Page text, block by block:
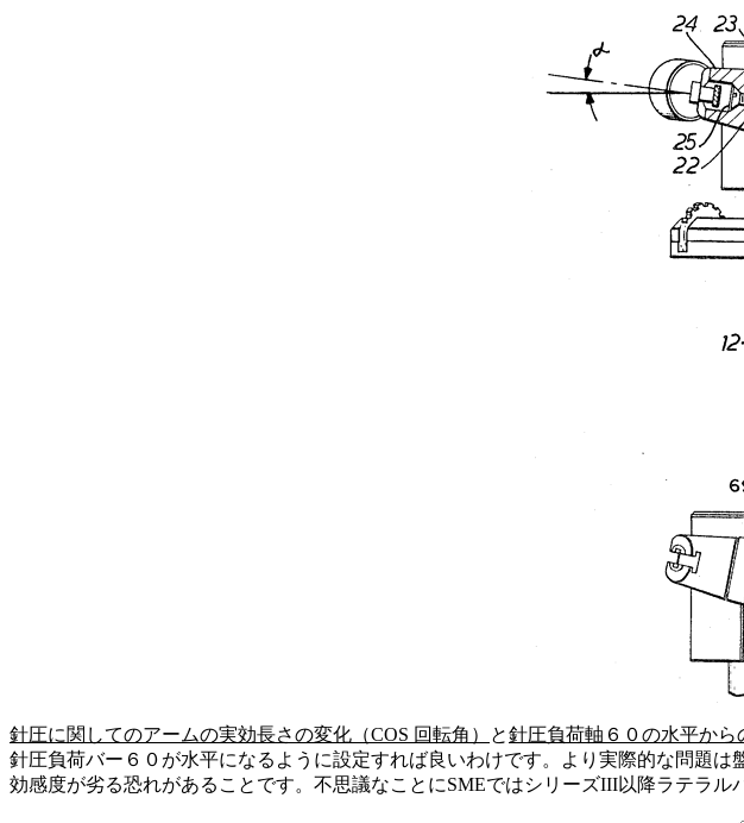
針圧に関してのアームの実効長さの変化（COS 回転角） と針圧負荷軸６０の水平から
針圧負荷バー６０が水平になるように設定すれば良いわけです。より実際的な問題
効感度が劣る恐れがあることです。不思議なことにSMEではシリーズIII以降ラテラル